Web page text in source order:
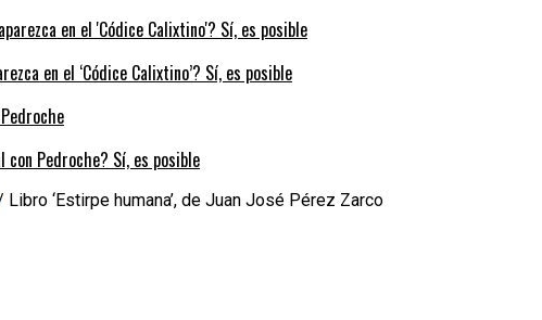
en el ‘Códice Calixtino’? Sí, es posible
Pedroche? Sí, es posible
Libro ‘Estirpe humana’, de Juan José Pérez Zarco